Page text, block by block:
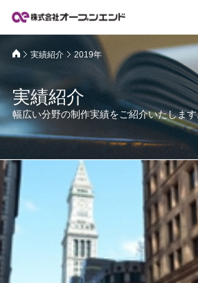
実績紹介 2019年
実績紹介
幅広い分野の制作実績をご紹介いたしま